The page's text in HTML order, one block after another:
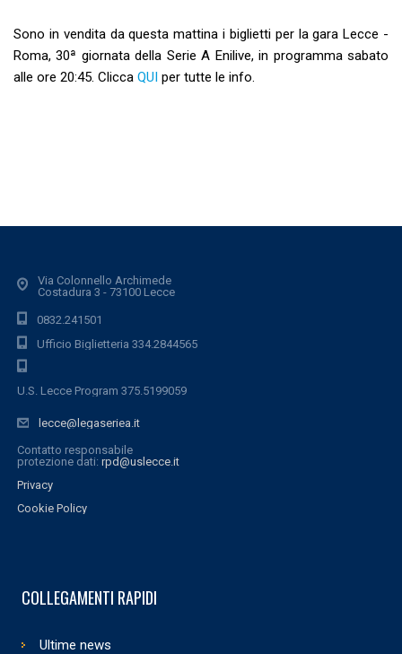
Sono in vendita da questa mattina i biglietti per la gara Lecce -
Roma, 30ª giornata della Serie A Enilive, in programma sabato
alle ore 20:45. Clicca QUI per tutte le info.
Via Colonnello Archimede
Costadura 3 - 73100 Lecce
0832.241501
Ufficio Biglietteria 334.2844565
U.S. Lecce Program 375.5199059
lecce@legaseriea.it
Contatto responsabile
protezione dati: rpd@uslecce.it
Privacy
Cookie Policy
COLLEGAMENTI RAPIDI
Ultime news